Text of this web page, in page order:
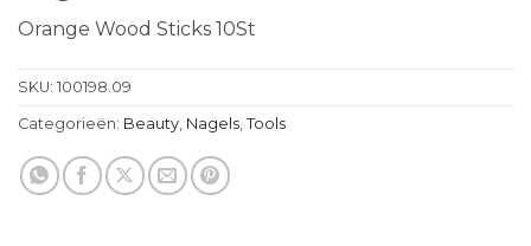
Orange Wood Sticks 10St
SKU: 100198.09
Categorieën: Beauty Nagels Tools